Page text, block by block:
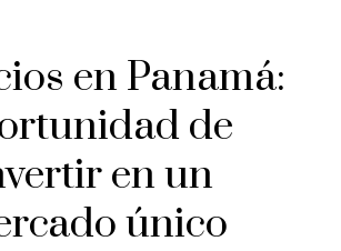
en Panamá:
de
en un
único